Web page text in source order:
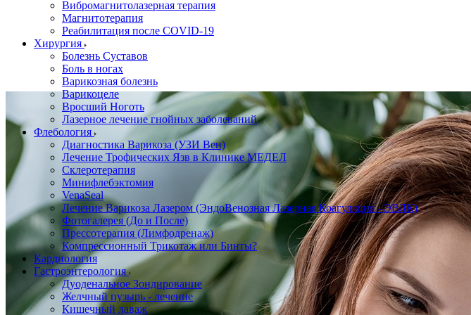
Вибромагнитолазерная терапия
Магнитотерапия
Реабилитация после COVID-19
Хирургия
Болезнь Суставов
Боль в ногах
Варикозная болезнь
Варикоцеле
Вросший Ноготь
Лазерное лечение гнойных заболеваний
Флебология
Диагностика Варикоза (УЗИ Вен)
Лечение Трофических Язв в Клинике МЕДЕЛ
Склеротерапия
Минифлебэктомия
VenaSeal
Лечение Варикоза Лазером (ЭндоВенозная Лазерная Коагуляция - ЭВЛК)
Фотогалерея (До и После)
Прессотерапия (Лимфодренаж)
Компрессионный Трикотаж или Бинты?
Кардиология
Гастроэнтерология
Дуоденальное Зондирование
Желчный пузырь - лечение
Кишечный лаваж